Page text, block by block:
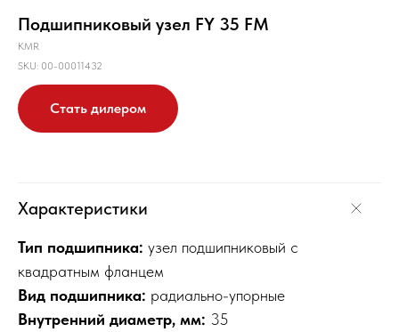
Подшипниковый узел FY 35 FM
KMR
SKU: 00-00011432
Стать дилером
Характеристики
Тип подшипника: узел подшипниковый с
квадратным фланцем
Вид подшипника: радиально-упорные
Внутренний диаметр, мм: 35